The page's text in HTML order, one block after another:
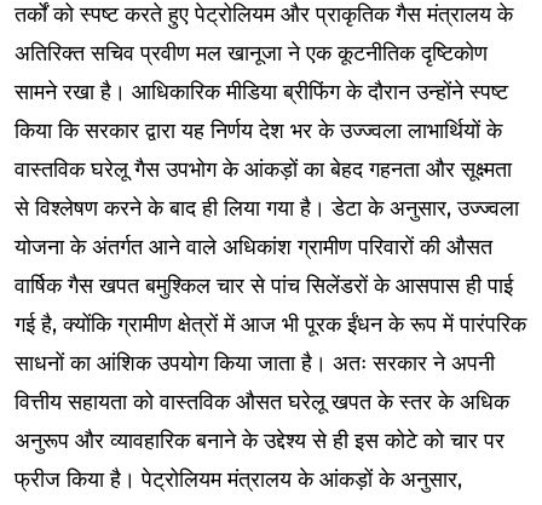
तर्कों को स्पष्ट करते हुए पेट्रोलियम और प्राकृतिक गैस मंत्रालय के
अतिरिक्त सचिव प्रवीण मल खानूजा ने एक कूटनीतिक दृष्टिकोण
सामने रखा है। आधिकारिक मीडिया ब्रीफिंग के दौरान उन्होंने स्पष्ट
किया कि सरकार द्वारा यह निर्णय देश भर के उज्ज्वला लाभार्थियों के
वास्तविक घरेलू गैस उपभोग के आंकड़ों का बेहद गहनता और सूक्ष्मता
से विश्लेषण करने के बाद ही लिया गया है। डेटा के अनुसार, उज्ज्वला
योजना के अंतर्गत आने वाले अधिकांश ग्रामीण परिवारों की औसत
वार्षिक गैस खपत बमुश्किल चार से पांच सिलेंडरों के आसपास ही पाई
गई है, क्योंकि ग्रामीण क्षेत्रों में आज भी पूरक ईंधन के रूप में पारंपरिक
साधनों का आंशिक उपयोग किया जाता है। अतः सरकार ने अपनी
वित्तीय सहायता को वास्तविक औसत घरेलू खपत के स्तर के अधिक
अनुरूप और व्यावहारिक बनाने के उद्देश्य से ही इस कोटे को चार पर
फ्रीज किया है। पेट्रोलियम मंत्रालय के आंकड़ों के अनुसार,